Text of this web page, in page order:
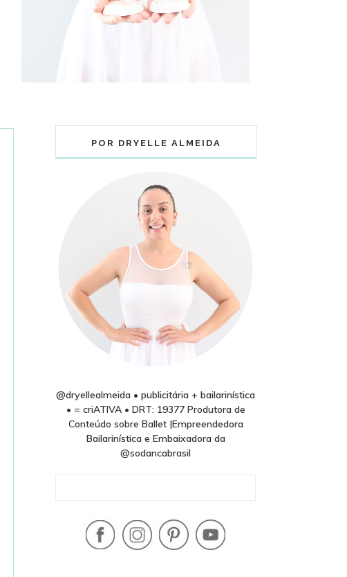
POR DRYELLE ALMEIDA
@dryellealmeida • publicitária + bailarinística
• = criATIVA • DRT: 19377 Produtora de
Conteúdo sobre Ballet |Empreendedora
Bailarinística e Embaixadora da
@sodancabrasil